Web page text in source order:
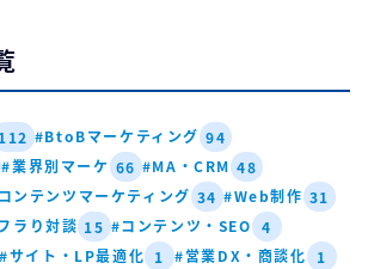
112 #BtoBマーケティング 94
#業界別マーケ 66 #MA・CRM 48
ンテンツマーケティング 34 #Web制作 31
ラり対談 15 #コンテンツ・SEO 4
#サイト・LP最適化 1 #営業DX・商談化 1